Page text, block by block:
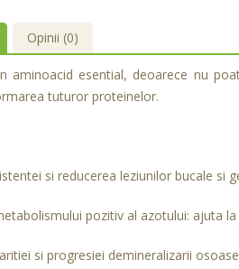
Opinii (0)
aminoacid esential, deoarece nu
tuturor proteinelor.
si reducerea leziunilor bucale si
pozitiv al azotului: ajuta
si progresiei demineralizarii